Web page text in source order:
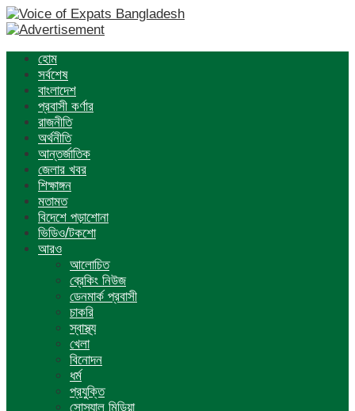
হোম
সর্বশেষ
বাংলাদেশ
প্রবাসী কর্ণার
রাজনীতি
অর্থনীতি
আন্তর্জাতিক
জেলার খবর
শিক্ষাঙ্গন
মতামত
বিদেশে পড়াশোনা
ভিডিও/টকশো
আরও
আলোচিত
ব্রেকিং নিউজ
ডেনমার্ক প্রবাসী
চাকরি
স্বাস্থ্য
খেলা
বিনোদন
ধর্ম
প্রযুক্তি
সোস্যাল মিডিয়া